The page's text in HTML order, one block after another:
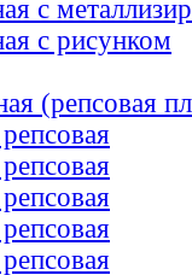
с
с рисунком
(репсовая